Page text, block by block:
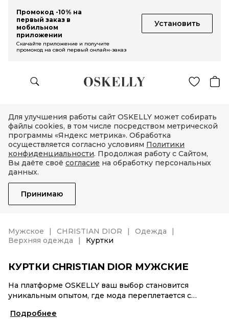
Промокод -10% на
первый заказ в
мобильном
приложении
Установить
Скачайте приложение и получите
промокод на свой первый онлайн-заказ
Для улучшения работы сайт OSKELLY может собирать
файлы cookies, в том числе посредством метрической
программы «Яндекс метрика». Обработка
осуществляется согласно условиям Политики
конфиденциальности. Продолжая работу с Сайтом,
Вы даёте своё согласие на обработку персональных
данных.
Принимаю
Мужское CHRISTIAN DIOR
Одежда
Верхняя одежда
Куртки
КУРТКИ CHRISTIAN DIOR МУЖСКИЕ
На платформе OSKELLY ваш выбор становится
уникальным опытом, где мода переплетается с
аутентификация каждого заказа – Куртки CHRISTIAN
Подробнее